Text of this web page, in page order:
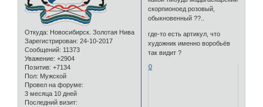
Откуда: Новосибирск. Золотая Нива
Зарегистрирован: 24-10-2017
Сообщений: 11373
Уважение: +2904
Позитив: +7134
Пол: Мужской
Провел на форуме:
3 месяца 10 дней
Последний визит:
скорпионоед розовый,
обыкновенный ??..
где-то есть артикул, что
художник именно воробьёв
так видит ?
0